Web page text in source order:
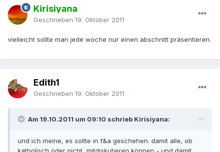
Kirisiyana
Geschrieben 19. Oktober 2011
vielleicht sollte man jede woche nur einen abschnitt präsentieren.
Edith1
Geschrieben 19. Oktober 2011
Am 19.10.2011 um 09:10 schrieb Kirisiyana:
und ich meine, es sollte in f&a geschehen. damit alle, ob